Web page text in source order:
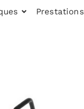
Prestations